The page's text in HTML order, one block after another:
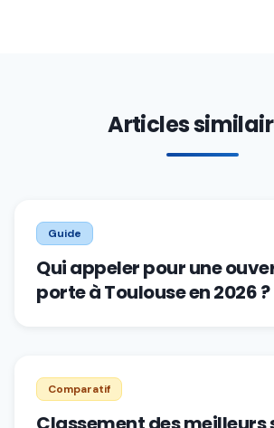
Articles
Guide
Qui appeler pour une
porte à Toulouse en 2026 ?
Comparatif